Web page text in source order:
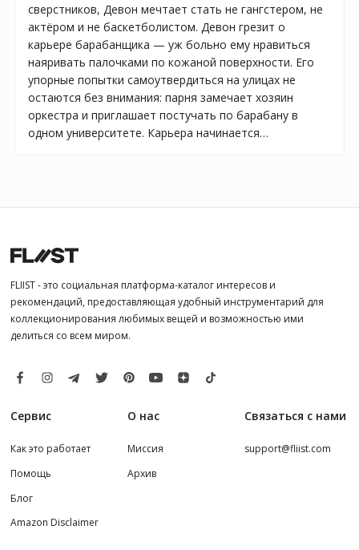
сверстников, Девон мечтает стать не гангстером, не
актёром и не баскетболистом. Девон грезит о
карьере барабанщика — уж больно ему нравиться
наяривать палочками по кожаной поверхности. Его
упорные попытки самоутвердиться на улицах не
остаются без внимания: парня замечает хозяин
оркестра и приглашает постучать по барабану в
одном университете. Карьера начинается…
FLIIST - это социальная платформа-каталог интересов и
рекомендаций, предоставляющая удобный инструментарий для
коллекционирования любимых вещей и возможностью ими
делиться со всем миром.
Сервис
Как это работает
Помощь
Блог
Amazon Disclaimer
О нас
Миссия
Архив
Связаться с нами
support@fliist.com